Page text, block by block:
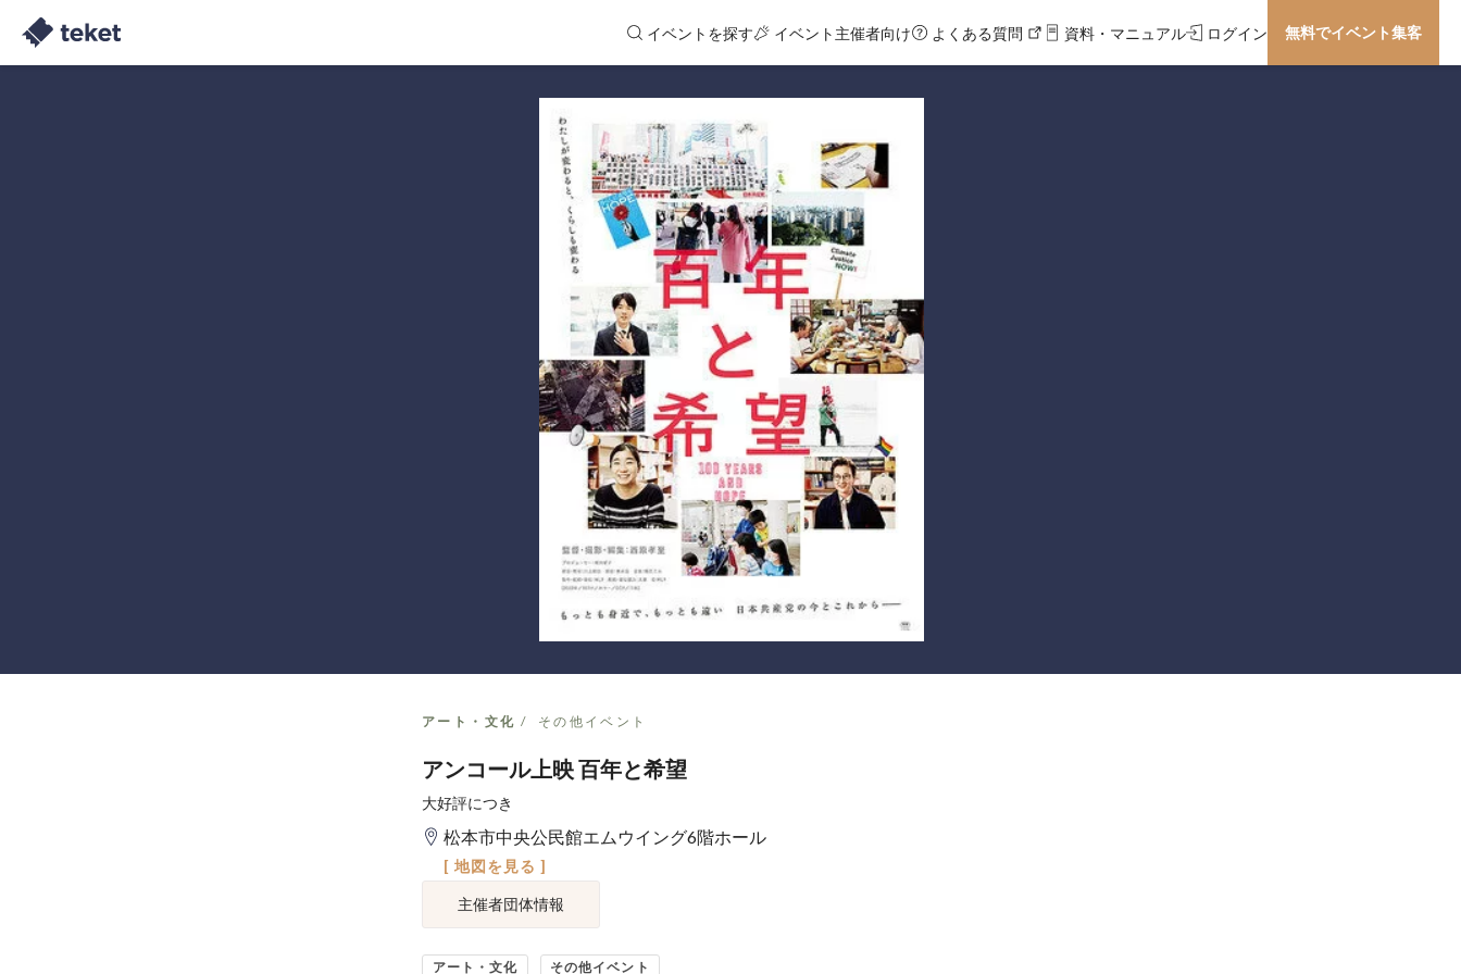
イベントを探す イベント主催者向け よくある質問 資料・マニュアル ログイン 無料でイベント集客
アート・文化 その他イベント
アンコール上映 百年と希望
大好評につき
松本市中央公民館エムウイング6階ホール
[ 地図を見る ]
主催者団体情報
アート・文化 その他イベント